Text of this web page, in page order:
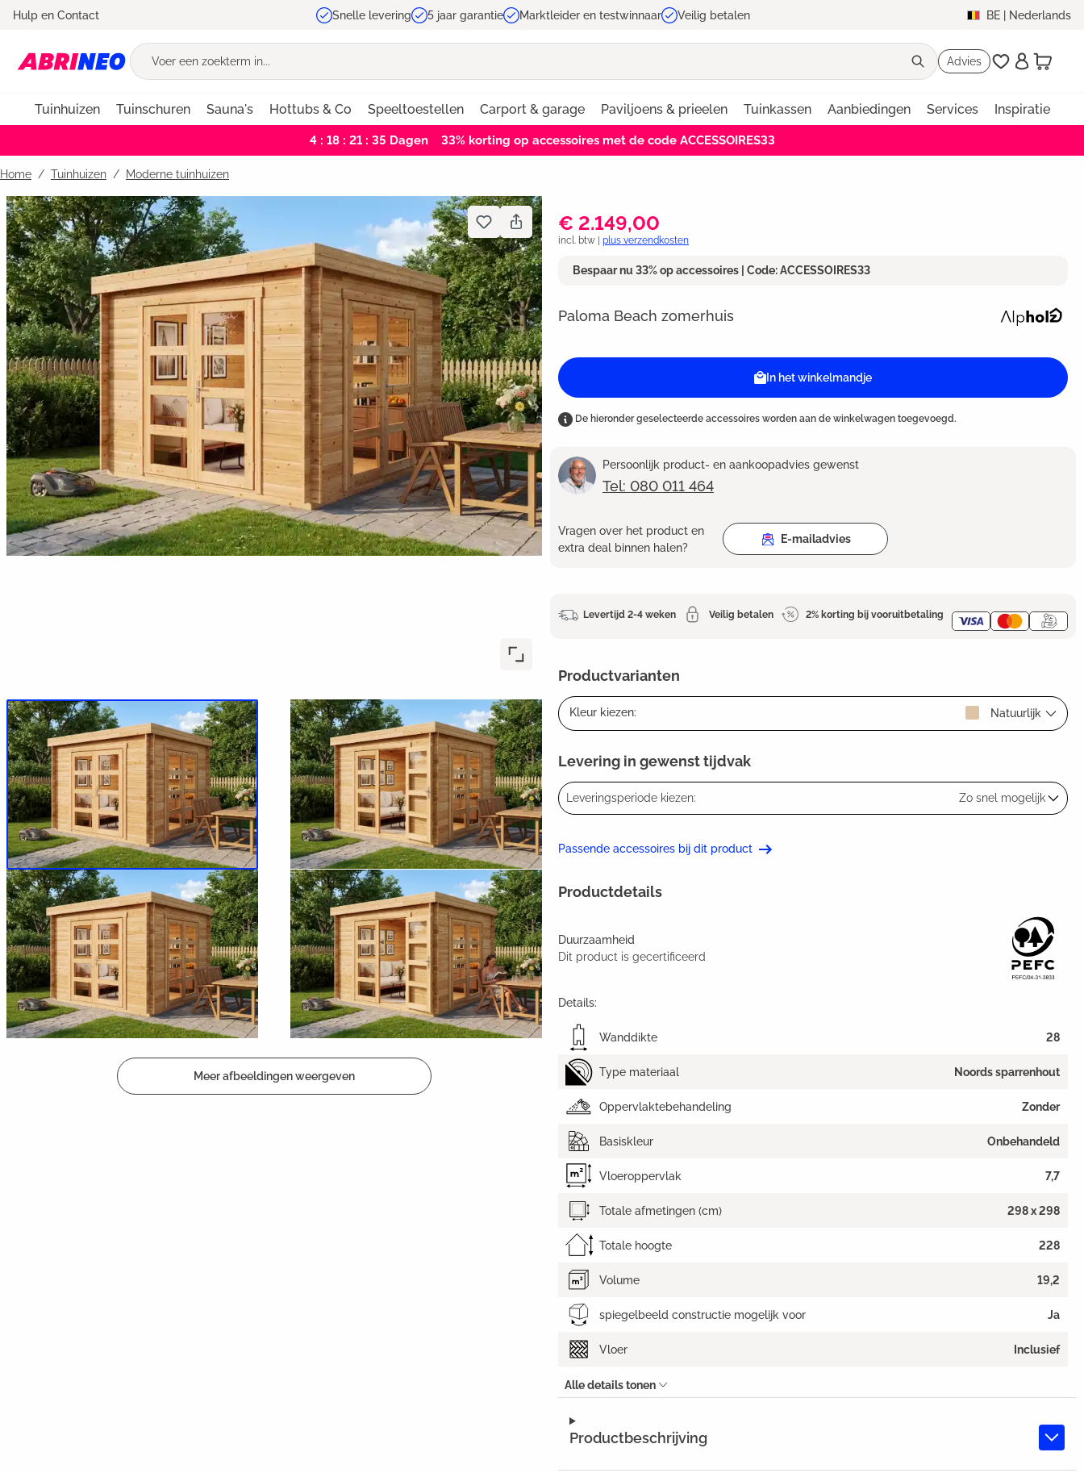
Ga naar de hoofdnavigatie
Hulp en Contact Snelle levering 5 jaar garantie Marktleider en testwinnaar Veilig betalen BE | Nederlands
Advies
Tuinhuizen Tuinschuren Sauna's Hottubs & Co Speeltoestellen Carport & garage Paviljoens & prieelen Tuinkassen Aanbiedingen Services Inspiratie
4 : 18 : 21 : 34 Dagen 33% korting op accessoires met de code ACCESSOIRES33
Home Tuinhuizen / Moderne tuinhuizen
Bildergalerie überspringen
Meer afbeeldingen weergeven
€ 2.149,00
incl. btw | plus verzendkosten
Bespaar nu 33% op accessoires | Code: ACCESSOIRES33
Paloma Beach zomerhuis
In het winkelmandje
De hieronder geselecteerde accessoires worden aan de winkelwagen toegevoegd.
Persoonlijk product- en aankoopadvies gewenst
Tel: 080 011 464
Vragen over het product en
extra deal binnen halen?
E-mailadvies
Levertijd 2-4 weken Veilig betalen 2% korting bij vooruitbetaling
Productvarianten
Kleur kiezen: Natuurlijk
Levering in gewenst tijdvak
Leveringsperiode kiezen: Zo snel mogelijk
Passende accessoires bij dit product
Productbeschrijving
Productdetails
Duurzaamheid
Dit product is gecertificeerd
Details:
Wanddikte 28
Type materiaal Noords sparrenhout
Oppervlaktebehandeling Zonder
Basiskleur Onbehandeld
Vloeroppervlak 7,7
Totale afmetingen (cm) 298 x 298
Totale hoogte 228
Volume 19,2
spiegelbeeld constructie mogelijk voor Ja
Vloer Inclusief
Alle details tonen